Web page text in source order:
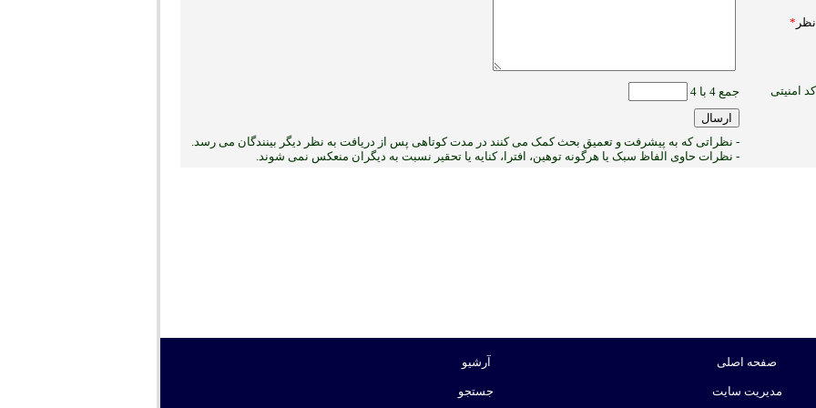
نظر *
کد امنیتی جمع 4 با 4
- نظراتی که به پیشرفت و تعمیق بحث کمک می کنند در مدت کوتاهی پس از دریافت به نظر دیگر بینندگان می رسد.
- نظرات حاوی الفاظ سبک یا هرگونه توهین، افترا، کنایه یا تحقیر نسبت به دیگران منعکس نمی ‏شوند.
صفحه اصلی
مدیریت سایت
آرشیو
جستجو